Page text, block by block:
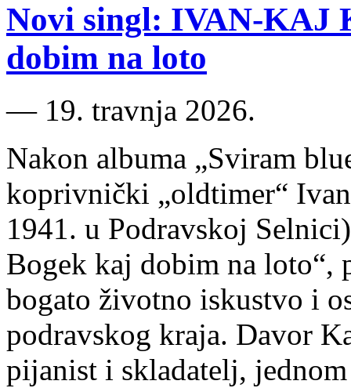
Novi singl: IVAN-KAJ
dobim na loto
― 19. travnja 2026.
Nakon albuma „Sviram
koprivnički „oldtimer“
1941. u Podravskoj
Bogek kaj dobim na loto“,
bogato životno iskustvo i
podravskog kraja. Davor
pijanist i skladatelj,